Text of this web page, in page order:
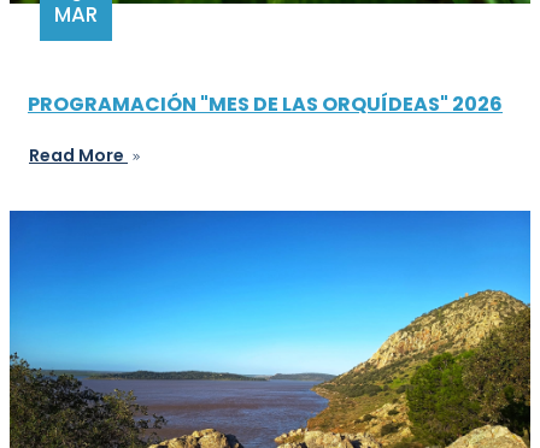
MAR
PROGRAMACIÓN "MES DE LAS ORQUÍDEAS" 2026
Read More